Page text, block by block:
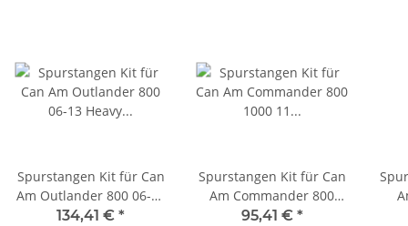
Spurstangen Kit für Can
Am Outlander 800 06-13
Heavy Duty verstärkt
134,41 € *
Spurstangen Kit für Can
Am Commander 800
1000 11 rechte Seite
95,41 € *